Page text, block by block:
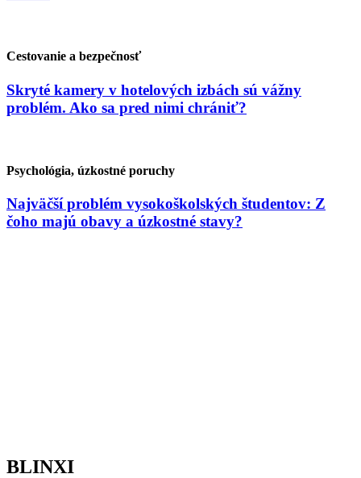
Cestovanie a bezpečnosť
Skryté kamery v hotelových izbách sú vážny
problém. Ako sa pred nimi chrániť?
Psychológia, úzkostné poruchy
Najväčší problém vysokoškolských študentov: Z
čoho majú obavy a úzkostné stavy?
BLINXI